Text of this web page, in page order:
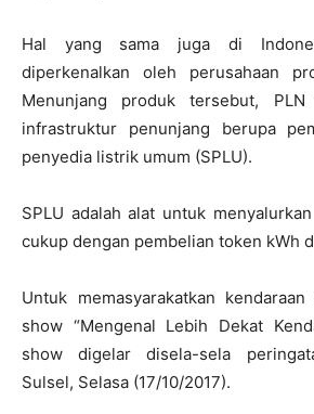
Hal yang sama juga di
diperkenalkan oleh perusahaan
Menunjang produk tersebut, PLN
infrastruktur penunjang berupa
penyedia listrik umum (SPLU).
SPLU adalah alat untuk
cukup dengan pembelian token kWh
Untuk memasyarakatkan
show “Mengenal Lebih Dekat
show digelar disela-sela
Sulsel, Selasa (17/10/2017).